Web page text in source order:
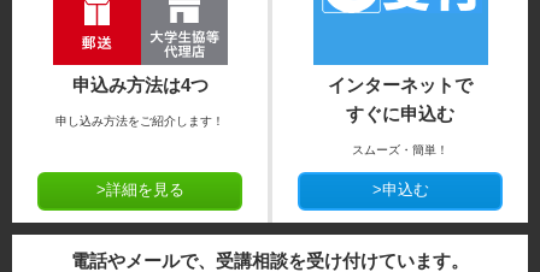
申込み方法は4つ
申し込み方法をご紹介します！
>詳細を見る
インターネットで
すぐに申込む
スムーズ・簡単！
>申込む
電話やメールで、受講相談を受け付けています。